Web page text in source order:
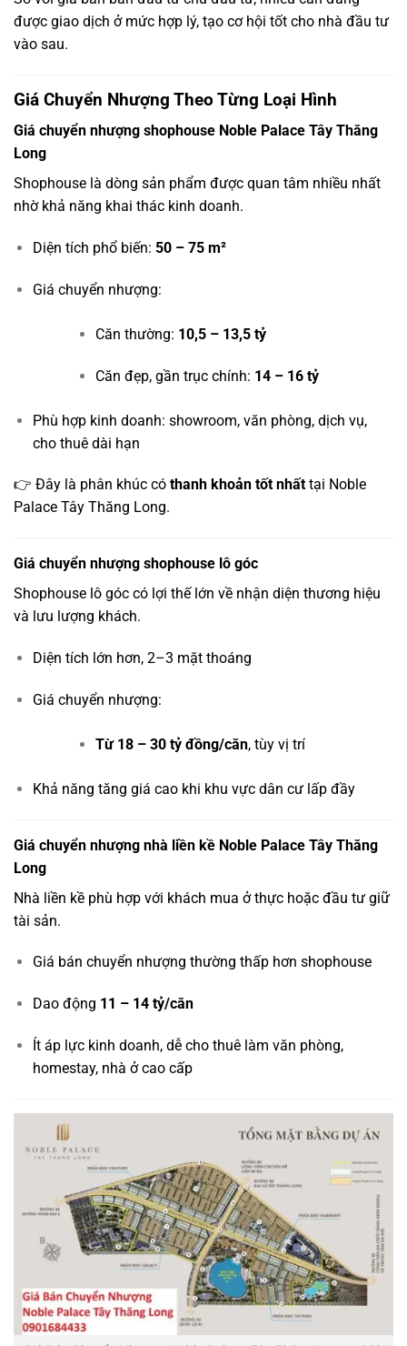
được giao dịch ở mức hợp lý, tạo cơ hội tốt cho nhà đầu tư
vào sau.
Giá Chuyển Nhượng Theo Từng Loại Hình
Giá chuyển nhượng shophouse Noble Palace Tây Thăng
Long
Shophouse là dòng sản phẩm được quan tâm nhiều nhất
nhờ khả năng khai thác kinh doanh.
Diện tích phổ biến: 50 – 75 m²
Giá chuyển nhượng:
Căn thường: 10,5 – 13,5 tỷ
Căn đẹp, gần trục chính: 14 – 16 tỷ
Phù hợp kinh doanh: showroom, văn phòng, dịch vụ,
cho thuê dài hạn
👉 Đây là phân khúc có thanh khoản tốt nhất tại Noble
Palace Tây Thăng Long.
Giá chuyển nhượng shophouse lô góc
Shophouse lô góc có lợi thế lớn về nhận diện thương hiệu
và lưu lượng khách.
Diện tích lớn hơn, 2–3 mặt thoáng
Giá chuyển nhượng:
Từ 18 – 30 tỷ đồng/căn, tùy vị trí
Khả năng tăng giá cao khi khu vực dân cư lấp đầy
Giá chuyển nhượng nhà liền kề Noble Palace Tây Thăng
Long
Nhà liền kề phù hợp với khách mua ở thực hoặc đầu tư giữ
tài sản.
Giá bán chuyển nhượng thường thấp hơn shophouse
Dao động 11 – 14 tỷ/căn
Ít áp lực kinh doanh, dễ cho thuê làm văn phòng,
homestay, nhà ở cao cấp